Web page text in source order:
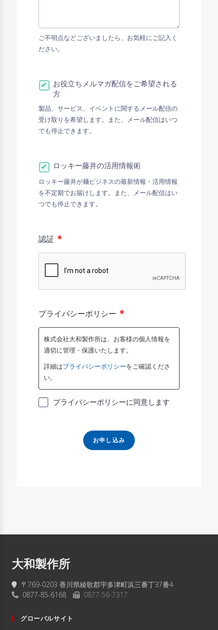
ご不明点などございましたら、お気軽にご記入く
ださい。
お役立ちメルマガ配信をご希望される
方
製品、サービス、イベントに関するメール配信の
受け取りを希望します。また、メール配信はいつ
でも停止できます。
ロッキー藤井の活用情報術
ロッキー藤井が麺ビジネスの最新情報・活用情報
を不定期でお届けします。また、メール配信はい
つでも停止できます。
認証 *
プライバシーポリシー *
株式会社大和製作所は、お客様の個人情報を
適切に管理・保護いたします。
詳細はプライバシーポリシーをご確認くださ
い。
プライバシーポリシーに同意します
お申し込み
大和製作所
〒769-0203 香川県綾歌郡宇多津町浜三番丁37番4
0877-85-6168
0877-56-7317
グローバルサイト